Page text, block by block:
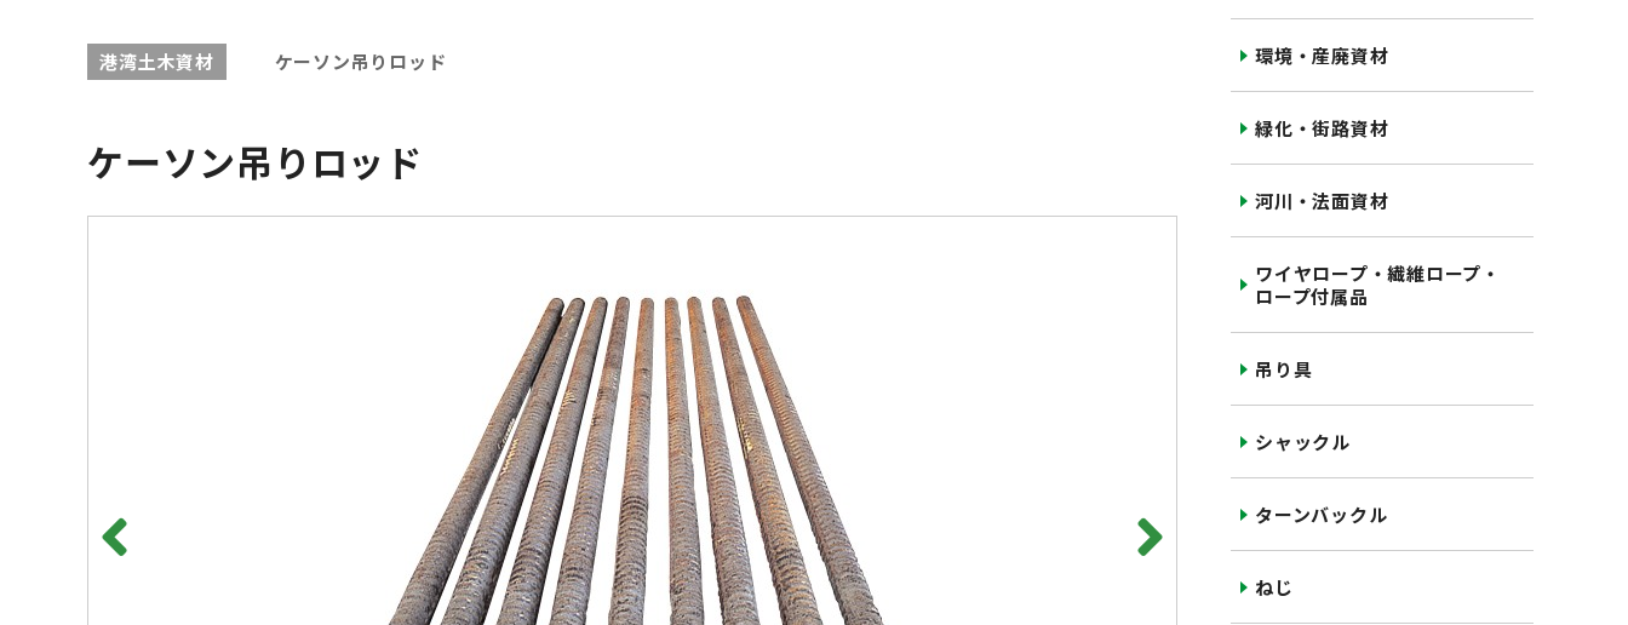
港湾土木資材 ケーソン吊りロッド
ケーソン吊りロッド
環境・産廃資材
緑化・街路資材
河川・法面資材
ワイヤロープ・繊維ロープ・
ロープ付属品
吊り具
シャックル
ターンバックル
ねじ